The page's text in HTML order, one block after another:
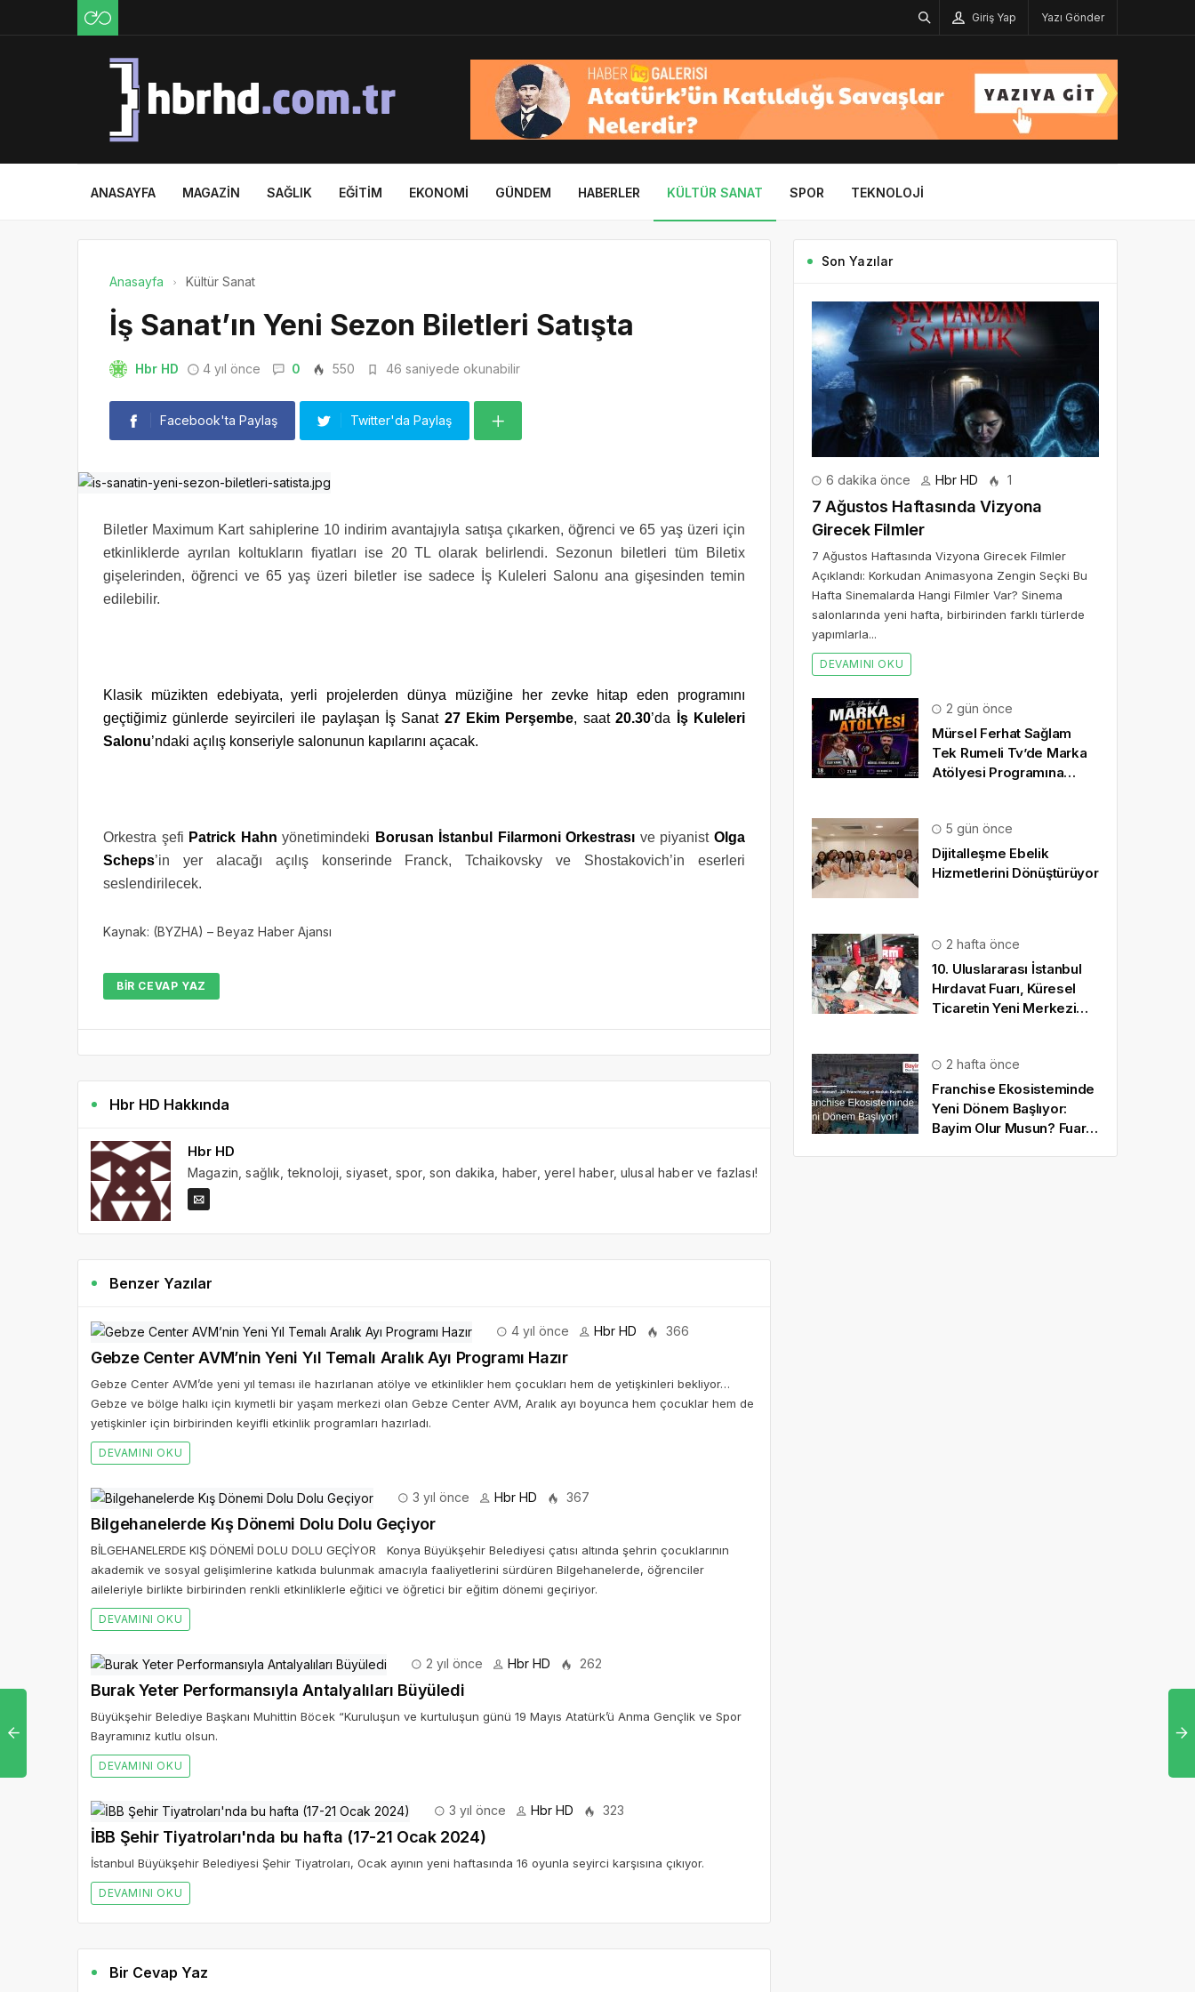
Giriş Yap Yazı Gönder
ANASAYFA MAGAZIN SAĞLIK EĞITIM EKONOMI GÜNDEM HABERLER KÜLTÜR SANAT SPOR TEKNOLOJI
Anasayfa Kültür Sanat
İş Sanat’ın Yeni Sezon Biletleri Satışta
Hbr HD 4 yıl önce 0 550 46 saniyede okunabilir
Facebook'ta Paylaş Twitter'da Paylaş
Biletler Maximum Kart sahiplerine 10 indirim avantajıyla satışa çıkarken, öğrenci ve 65 yaş üzeri için
etkinliklerde ayrılan koltukların fiyatları ise 20 TL olarak belirlendi. Sezonun biletleri tüm Biletix
gişelerinden, öğrenci ve 65 yaş üzeri biletler ise sadece İş Kuleleri Salonu ana gişesinden temin
edilebilir.
Klasik müzikten edebiyata, yerli projelerden dünya müziğine her zevke hitap eden programını
geçtiğimiz günlerde seyircileri ile paylaşan İş Sanat 27 Ekim Perşembe, saat20.30’da
İş Kuleleri
Salonu’ndaki açılış konseriyle salonunun kapılarını açacak.
Orkestra şefi Patrick Hahn yönetimindeki Borusan İstanbul Filarmoni Orkestrası ve piyanistOlga
Scheps’in yer alacağı açılış konserinde Franck, Tchaikovsky ve Shostakovich’in eserleri
seslendirilecek.
Kaynak: (BYZHA) – Beyaz Haber Ajansı
BIR CEVAP YAZ
Hbr HD Hakkında
Hbr HD
Magazin, sağlık, teknoloji, siyaset, spor, son dakika, haber, yerel haber, ulusal haber ve fazlası!
Benzer Yazılar
4 yıl önce Hbr HD 366
Gebze Center AVM’nin Yeni Yıl Temalı Aralık Ayı Programı Hazır
Gebze Center AVM’de yeni yıl teması ile hazırlanan atölye ve etkinlikler hem çocukları hem de yetişkinleri bekliyor…
Gebze ve bölge halkı için kıymetli bir yaşam merkezi olan Gebze Center AVM, Aralık ayı boyunca hem çocuklar hem de
yetişkinler için birbirinden keyifli etkinlik programları hazırladı.
DEVAMINI OKU
3 yıl önce Hbr HD 367
Bilgehanelerde Kış Dönemi Dolu Dolu Geçiyor
BİLGEHANELERDE KIŞ DÖNEMİ DOLU DOLU GEÇİYOR Konya Büyükşehir Belediyesi çatısı altında şehrin çocuklarının
akademik ve sosyal gelişimlerine katkıda bulunmak amacıyla faaliyetlerini sürdüren Bilgehanelerde, öğrenciler
aileleriyle birlikte birbirinden renkli etkinliklerle eğitici ve öğretici bir eğitim dönemi geçiriyor.
DEVAMINI OKU
2 yıl önce Hbr HD 262
Burak Yeter Performansıyla Antalyalıları Büyüledi
Büyükşehir Belediye Başkanı Muhittin Böcek “Kuruluşun ve kurtuluşun günü 19 Mayıs Atatürk’ü Anma Gençlik ve Spor
Bayramınız kutlu olsun.
DEVAMINI OKU
3 yıl önce Hbr HD 323
İBB Şehir Tiyatroları'nda bu hafta (17-21 Ocak 2024)
İstanbul Büyükşehir Belediyesi Şehir Tiyatroları, Ocak ayının yeni haftasında 16 oyunla seyirci karşısına çıkıyor.
DEVAMINI OKU
Bir Cevap Yaz
Son Yazılar
6 dakika önce Hbr HD 1
7 Ağustos Haftasında Vizyona
Girecek Filmler
7 Ağustos Haftasında Vizyona Girecek Filmler
Açıklandı: Korkudan Animasyona Zengin Seçki Bu
Hafta Sinemalarda Hangi Filmler Var? Sinema
salonlarında yeni hafta, birbirinden farklı türlerde
yapımlarla...
DEVAMINI OKU
2 gün önce
Mürsel Ferhat Sağlam
Tek Rumeli Tv’de Marka
Atölyesi Programına
5 gün önce
Dijitalleşme Ebelik
Hizmetlerini Dönüştürüyor
2 hafta önce
10. Uluslararası İstanbul
Hırdavat Fuarı, Küresel
Ticaretin Yeni Merkezi
2 hafta önce
Franchise Ekosisteminde
Yeni Dönem Başlıyor:
Bayim Olur Musun? Fuarı